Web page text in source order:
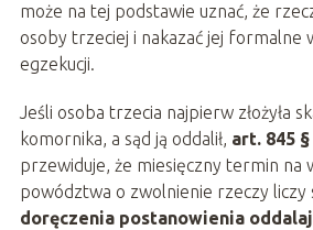
może na tej podstawie uznać, że
osoby trzeciej i nakazać jej formalne
egzekucji.
Jeśli osoba trzecia najpierw złożyła
komornika, a sąd ją oddalił, art. 845 §
przewiduje, że miesięczny termin na
powództwa o zwolnienie rzeczy liczy
doręczenia postanowienia